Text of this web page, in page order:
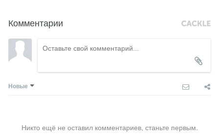
Комментарии
Новые
Никто ещё не оставил комментариев, станьте первым.